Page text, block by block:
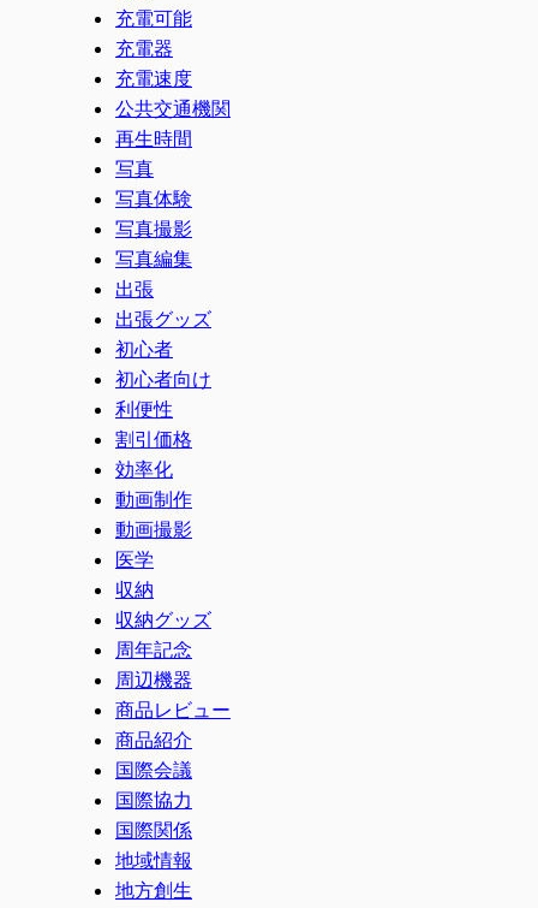
充電可能
充電器
充電速度
公共交通機関
再生時間
写真
写真体験
写真撮影
写真編集
出張
出張グッズ
初心者
初心者向け
利便性
割引価格
効率化
動画制作
動画撮影
医学
収納
収納グッズ
周年記念
周辺機器
商品レビュー
商品紹介
国際会議
国際協力
国際関係
地域情報
地方創生